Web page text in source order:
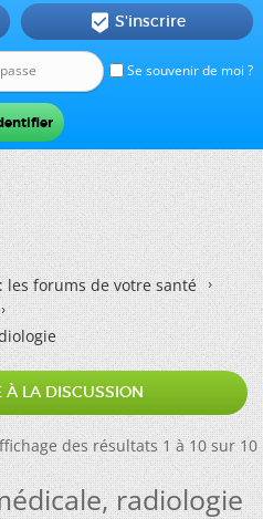
Se souvenir de moi ?
 S'inscrire
les forums de votre santé
À LA DISCUSSION
des résultats 1 à 10 sur 10
radiologie